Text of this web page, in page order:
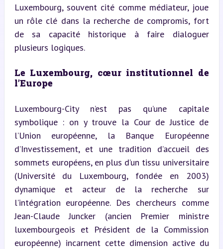
Luxembourg, souvent cité comme médiateur, joue
un rôle clé dans la recherche de compromis, fort
de sa capacité historique à faire dialoguer
plusieurs logiques.
Le Luxembourg, cœur institutionnel de
l’Europe
Luxembourg-City n’est pas qu’une capitale
symbolique : on y trouve la Cour de Justice de
l’Union européenne, la Banque Européenne
d’Investissement, et une tradition d’accueil des
sommets européens, en plus d’un tissu universitaire
(Université du Luxembourg, fondée en 2003)
dynamique et acteur de la recherche sur
l’intégration européenne. Des chercheurs comme
Jean-Claude Juncker (ancien Premier ministre
luxembourgeois et Président de la Commission
européenne) incarnent cette dimension active du